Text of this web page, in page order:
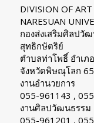
DIVISION OF
NARESUAN
กองส่งเสริมศิลปวั
สุทธิกษัตริย์
ตำบลท่าโพธิ์ อำเภ
จังหวัดพิษณุโลก
งานอำนวยการ
055-961143 ,
งานศิลปวัฒนธรรม
055-961201 ,